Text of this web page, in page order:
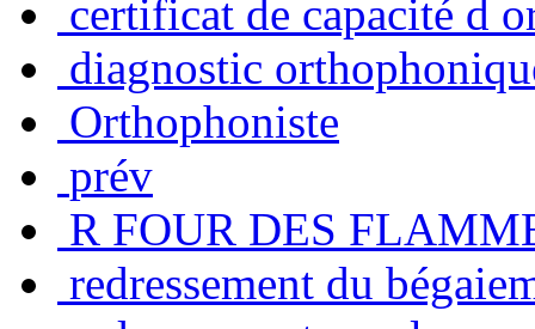
certificat de capacité d
diagnostic
Orthophoniste
prév
R FOUR DES
redressement du